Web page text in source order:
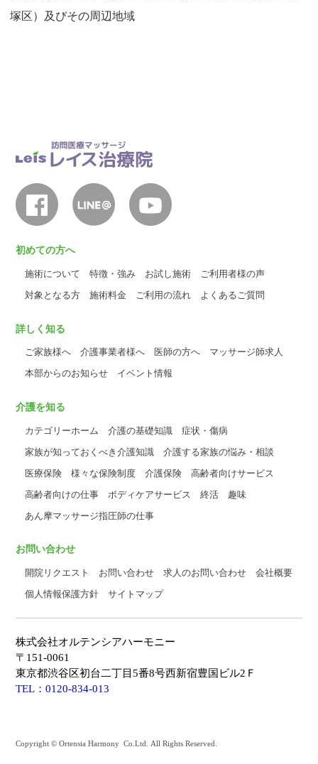
塚区）及びその周辺地域
初めての方へ
施術について 特徴・強み お試し施術
ご利用者様の声
対象となる方
施術料金 ご利用の流れ よくあるご質問
詳しく知る
ご家族様へ 介護事業者様へ 医師の方へ
マッサージ師求人
本部からのお知らせ
イベント情報
介護を知る
カテゴリーホーム 介護の基礎知識
症状・傷病
家族が知っておくべき介護知識
介護する家族の悩み・相談
医療保険
様々な保険制度 介護保険
高齢者向けサービス
高齢者向けの仕事
ボディケアサービス 終活
趣味
あん摩マッサージ指圧師の仕事
お問い合わせ
開院リクエスト お問い合わせ 求人のお問い合わせ
会社概要
個人情報保護方針
サイトマップ
株式会社オルテンシアハーモニー
〒151-0061
東京都渋谷区初台二丁目5番8号西新宿豊国ビル2Ｆ
TEL：0120-834-013
Copyright © Ortensia Harmony Co.Ltd. All Rights Reserved.